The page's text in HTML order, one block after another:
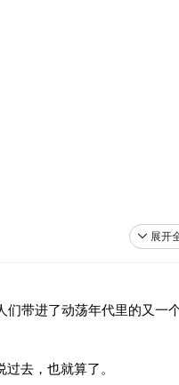
展开
带进了动荡年代里的又一个
去，也就算了。